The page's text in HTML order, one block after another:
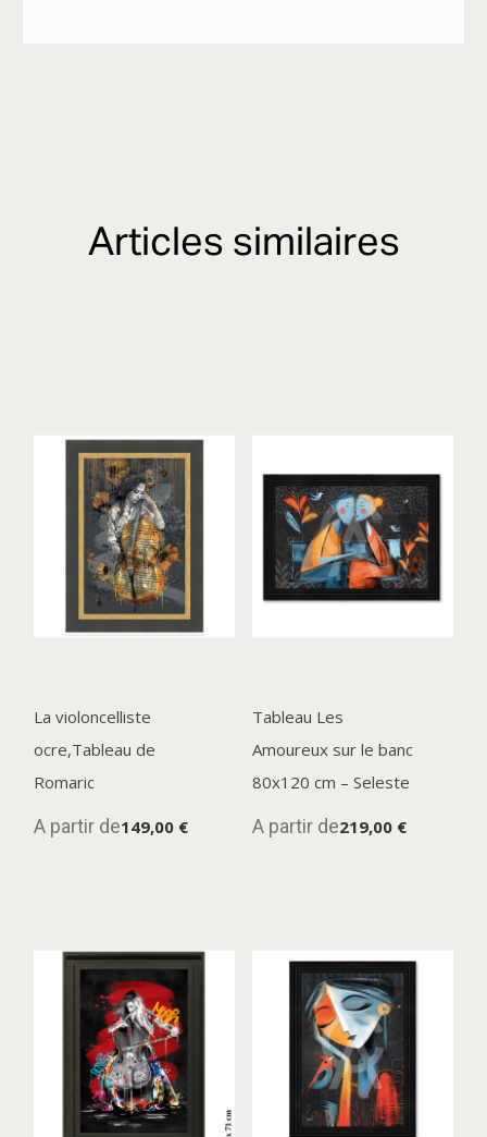
Articles similaires
La violoncelliste
ocre,Tableau de
Romaric
A partir de149,00 €
Tableau Les
Amoureux sur le banc
80x120 cm – Seleste
A partir de219,00 €